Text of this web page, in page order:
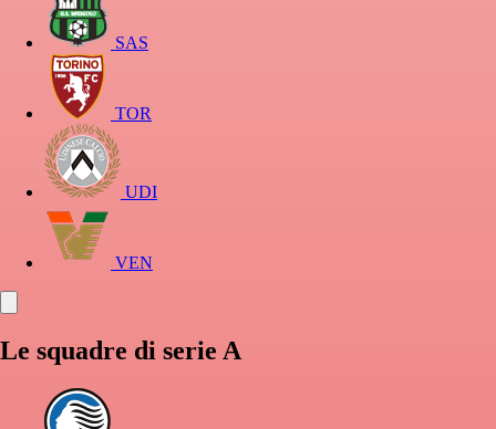
SAS
TOR
UDI
VEN
Le squadre di serie A